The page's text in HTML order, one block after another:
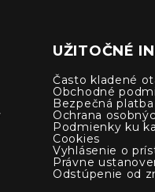
UŽITOČNÉ
Často kladené
Obchodné
Bezpečná platba
Ochrana
Podmienky ku
Cookies
Vyhlásenie o
Právne
Odstúpenie od